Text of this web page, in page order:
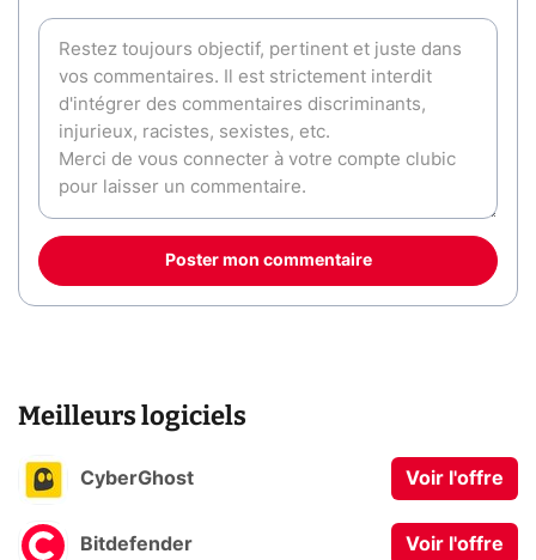
Poster mon commentaire
Meilleurs logiciels
CyberGhost Voir l'offre
Bitdefender Voir l'offre